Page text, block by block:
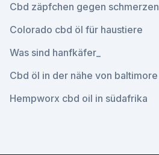
Cbd zäpfchen gegen schmerzen
Colorado cbd öl für haustiere
Was sind hanfkäfer_
Cbd öl in der nähe von baltimore
Hempworx cbd oil in südafrika